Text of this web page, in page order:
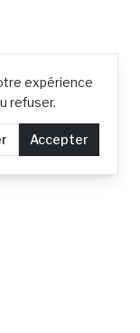
expérience
refuser.
Accepter